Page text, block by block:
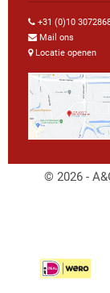
+31 (0)10
Mail ons
Locatie openen
© 2026 -